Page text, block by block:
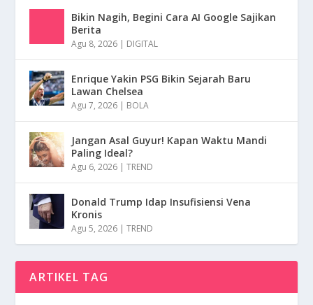
Bikin Nagih, Begini Cara AI Google Sajikan
Berita
Agu 8, 2026 | DIGITAL
Enrique Yakin PSG Bikin Sejarah Baru
Lawan Chelsea
Agu 7, 2026 | BOLA
Jangan Asal Guyur! Kapan Waktu Mandi
Paling Ideal?
Agu 6, 2026 |TREND
Donald Trump Idap Insufisiensi Vena
Kronis
Agu 5, 2026 |TREND
ARTIKEL TAG